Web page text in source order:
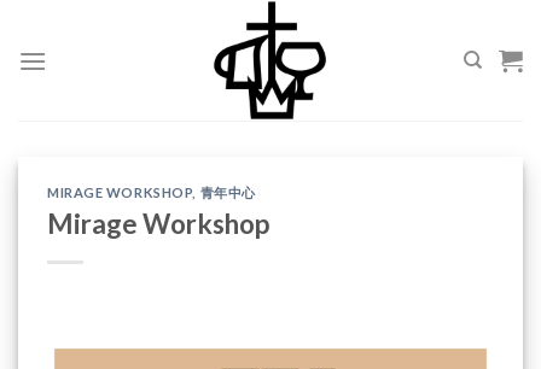
content
MIRAGE WORKSHOP 青年中心
Mirage Workshop